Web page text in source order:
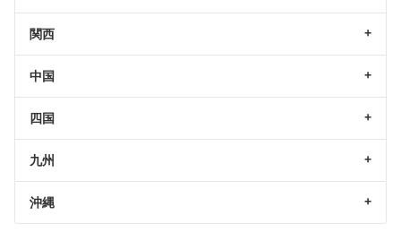
関西
中国
四国
九州
沖縄